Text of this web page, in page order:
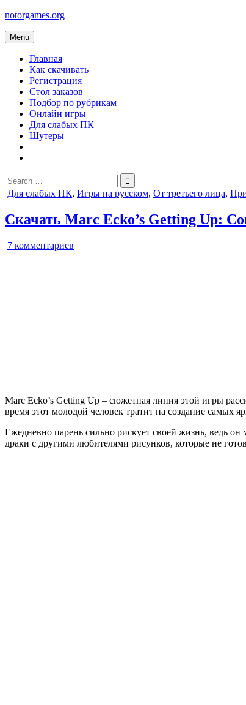
Skip
content
notorgames.org
Menu
Главная
Как скачивать
Регистрация
Стол заказов
Подбор по рубрикам
Онлайн игры
Для слабых ПК
Шутеры
Search
for:
Posted
Для слабых ПК, Игры на русском, От третьего лица,
Скачать Marc Ecko’s Getting Up:
7 комментариев
Marc Ecko’s Getting Up – сюжетная линия этой игры
время этот молодой человек тратит на создание самых
Ежедневно парень сильно рискует своей жизнь, ведь он
драки с другими любителями рисунков, которые не